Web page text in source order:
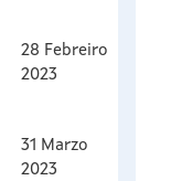
28 Febreiro
2023
31 Marzo
2023